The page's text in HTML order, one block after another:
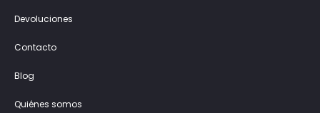
Devoluciones
Contacto
Blog
Quiénes somos